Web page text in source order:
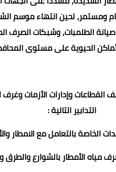
لحين انتهاء موسم
الطلمبات، وشبكات الصرف
الحيوية على مستوى
وإدارات الأزمات وغرف
التدابير التالية :
الخاصة بالتعامل مع الامطار
الأمطار بالشوارع والطرق